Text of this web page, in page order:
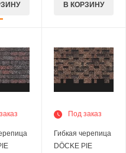
В КОРЗИНУ
Под заказ
Гибкая черепица
DÖCKE PIE